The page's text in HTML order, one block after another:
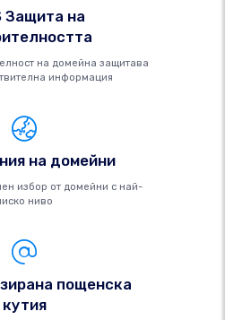
Защита на
на домейна защитава
информация
на домейни
избор от домейни с най-
ниво
пощенска
кутия